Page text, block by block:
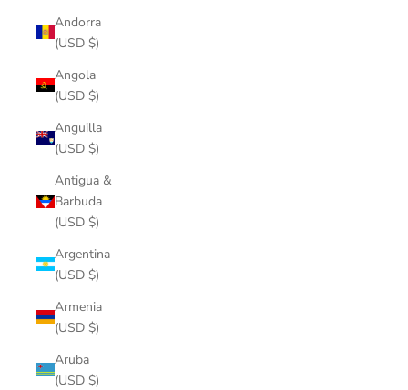
Andorra
(USD $)
Angola
(USD $)
Anguilla
(USD $)
Antigua &
Barbuda
(USD $)
Argentina
(USD $)
Armenia
(USD $)
Aruba
(USD $)